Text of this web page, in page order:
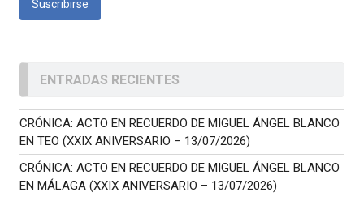
ENTRADAS RECIENTES
CRÓNICA: ACTO EN RECUERDO DE MIGUEL ÁNGEL BLANCO
EN TEO (XXIX ANIVERSARIO – 13/07/2026)
CRÓNICA: ACTO EN RECUERDO DE MIGUEL ÁNGEL BLANCO
EN MÁLAGA (XXIX ANIVERSARIO – 13/07/2026)